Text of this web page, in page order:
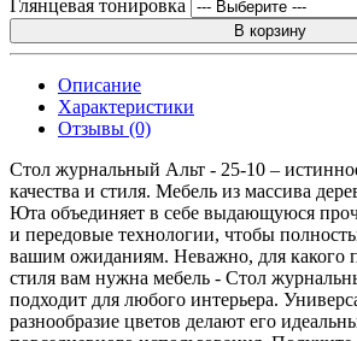
Глянцевая тонировка
В корзину
Описание
Характеристики
Отзывы (0)
Стол журнальный Альт - 25-10 –
качества и стиля. Мебель из массива
Юта объединяет в себе выдающуюся
и передовые технологии, чтобы
вашим ожиданиям. Неважно, для какого
стиля вам нужна мебель - Стол
подходит для любого интерьера.
разнообразие цветов делают его